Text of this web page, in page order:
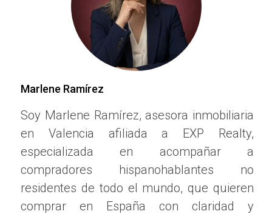
impresionantes costas y montañas, permite a los
nuevos residentes disfrutar de una calidad de vida
superior. Invertir en la Comunidad Valenciana no solo
significa elegir un hogar en un lugar soleado, sino
también dar paso a aventuras al aire libre que
ofrecen vistas panorámicas del mar hasta desafiantes
ascensos en la montaña, hay algo para todos.
LAS MEJORES RUTAS DE
SENDERISMO
Marlene Ramírez
Soy Marlene Ramírez, asesora inmobiliaria
en Valencia afiliada a EXP Realty,
especializada en acompañar a
compradores hispanohablantes no
residentes de todo el mundo, que quieren
comprar en España con claridad y